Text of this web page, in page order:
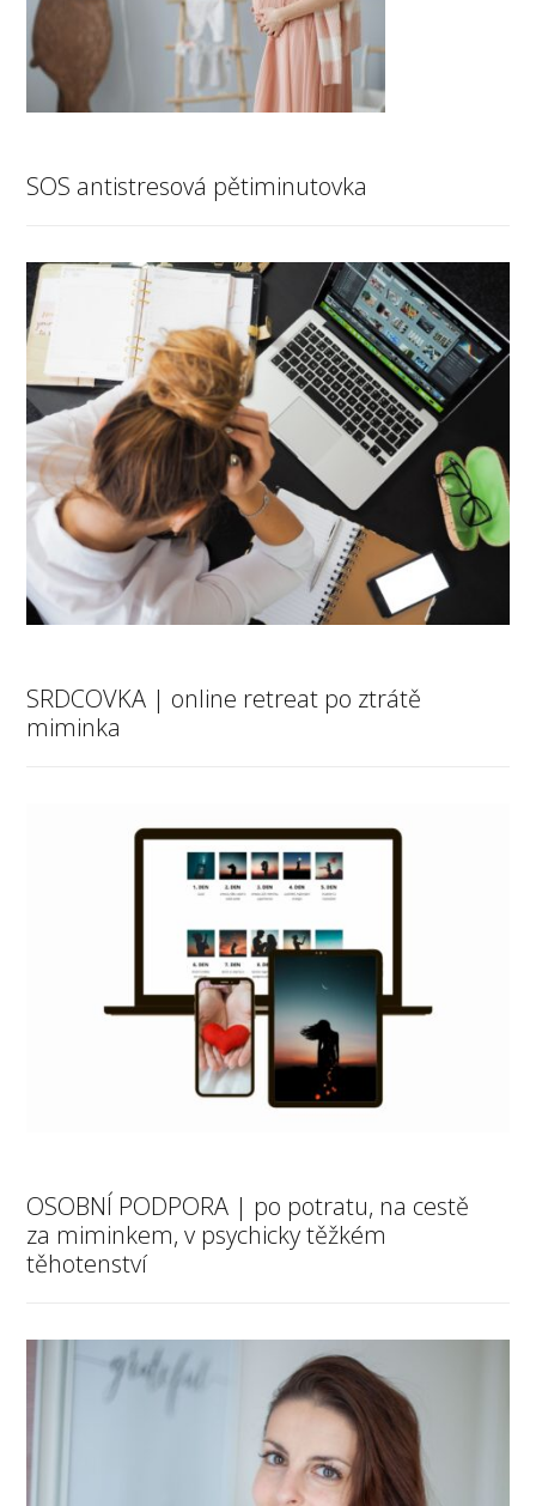
SOS antistresová pětiminutovka
SRDCOVKA | online retreat po ztrátě
miminka
OSOBNÍ PODPORA | po potratu, na cestě
za miminkem, v psychicky těžkém
těhotenství